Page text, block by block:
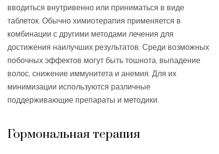
вводиться внутривенно или приниматься в виде
таблеток. Обычно химиотерапия применяется в
комбинации с другими методами лечения для
достижения наилучших результатов. Среди возможных
побочных эффектов могут быть тошнота, выпадение
волос, снижение иммунитета и анемия. Для их
минимизации используются различные
поддерживающие препараты и методики.
Гормональная терапия